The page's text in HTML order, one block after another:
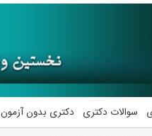
سوالات دکتری دکتری بدون آزمون